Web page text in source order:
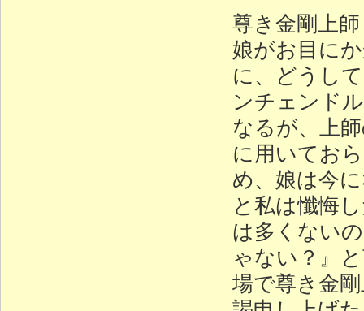
尊き金剛上
娘がお目に
に、どうし
ンチェンド
なるが、上
に用いてお
め、娘は今
と私は懺悔
は多くない
ゃない？』
場で尊き金